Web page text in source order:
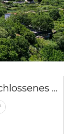
Zum Verkauf steht ein erschlossenes Baugrundstück mit einer Fläche von